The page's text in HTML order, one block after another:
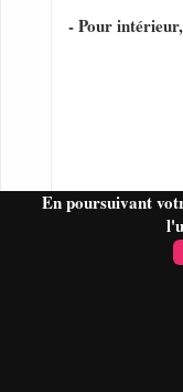
En poursuivant
- Pour